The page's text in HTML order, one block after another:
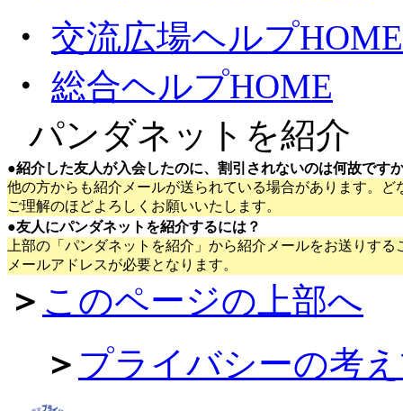
・ 交流広場ヘルプHOME
・ 総合ヘルプHOME
パンダネットを紹介
●紹介した友人が入会したのに、割引されないのは何故です
他の方からも紹介メールが送られている場合があります。
ご理解のほどよろしくお願いいたします。
●友人にパンダネットを紹介するには？
上部の「パンダネットを紹介」から紹介メールをお送りす
メールアドレスが必要となります。
＞ このページの上部へ
＞ プライバシーの考